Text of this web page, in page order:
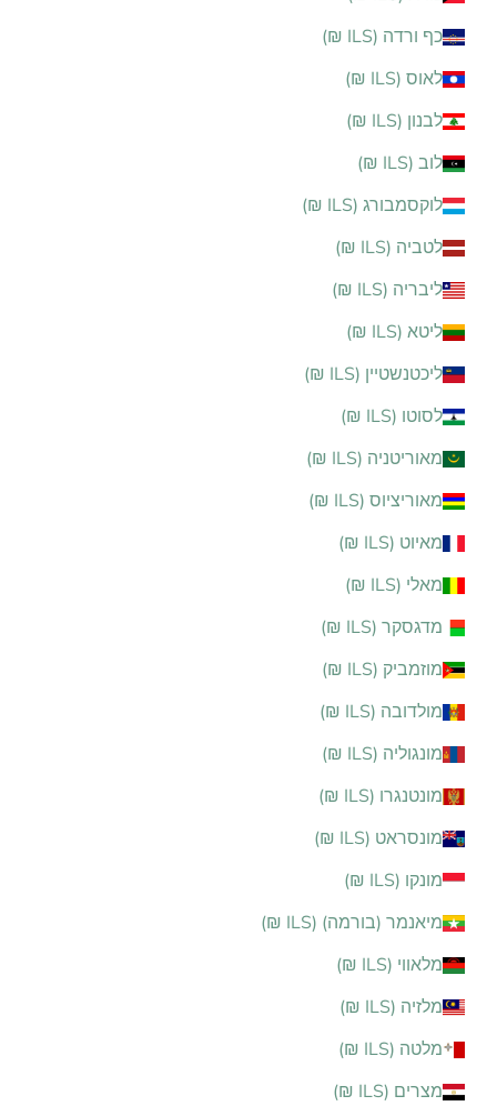
כף ורדה (ILS ₪)
לאוס (ILS ₪)
לבנון (ILS ₪)
לוב (ILS ₪)
לוקסמבורג (ILS ₪)
לטביה (ILS ₪)
ליבריה (ILS ₪)
ליטא (ILS ₪)
ליכטנשטיין (ILS ₪)
לסוטו (ILS ₪)
מאוריטניה (ILS ₪)
מאוריציוס (ILS ₪)
מאיוט (ILS ₪)
מאלי (ILS ₪)
מדגסקר (ILS ₪)
מוזמביק (ILS ₪)
מולדובה (ILS ₪)
מונגוליה (ILS ₪)
מונטנגרו (ILS ₪)
מונסראט (ILS ₪)
מונקו (ILS ₪)
מיאנמר (בורמה) (ILS ₪)
מלאווי (ILS ₪)
מלזיה (ILS ₪)
מלטה (ILS ₪)
מצרים (ILS ₪)